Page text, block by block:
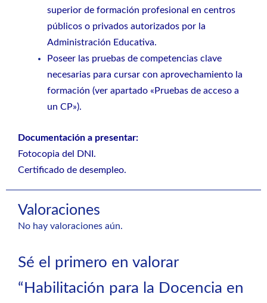
superior de formación profesional en centros
públicos o privados autorizados por la
Administración Educativa.
Poseer las pruebas de competencias clave
necesarias para cursar con aprovechamiento la
formación (ver apartado «Pruebas de acceso a
un CP»).
Documentación a presentar:
Fotocopia del DNI.
Certificado de desempleo.
Valoraciones
No hay valoraciones aún.
Sé el primero en valorar
“Habilitación para la Docencia en